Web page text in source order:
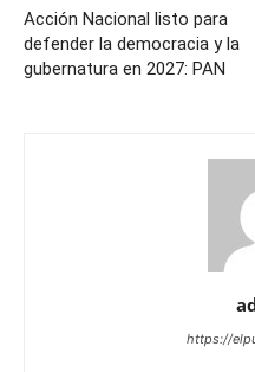
Acción Nacional listo para
defender la democracia y la
gubernatura en 2027: PAN
https://